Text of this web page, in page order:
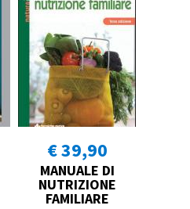
€ 39,90
MANUALE DI
NUTRIZIONE
FAMILIARE